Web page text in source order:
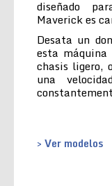
diseñado
Maverick es
Desata un
esta máquina
chasis ligero,
una
> Ver modelos